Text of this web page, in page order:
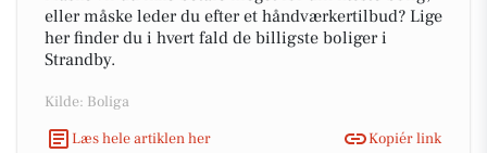
eller måske leder du efter et håndværkertilbud? Lige
her finder du i hvert fald de billigste boliger i
Strandby.
Kilde: Boliga
Læs hele artiklen her
Kopiér link